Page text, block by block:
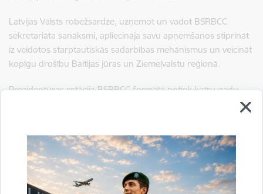
Latvijas Valsts robežsardze, uzņemot un vadot BSRBCC
sekretariāta sanāksmi, apliecināja savu apņemšanos stiprināt
iz veidotos starptautiskās sadarbības mehānismus un veicināt
kopīgu drošību Baltijas jūras un Ziemeļvalstu reģionā.
Prezidentūras rotācija BSRBCC formātā notiek katru gadu.
Iepriekšējo prezidentūru BSRBCC Latvijas Valsts robežsardze
Vairāk informācijas par BSRBCCte.
Sagatavoja: